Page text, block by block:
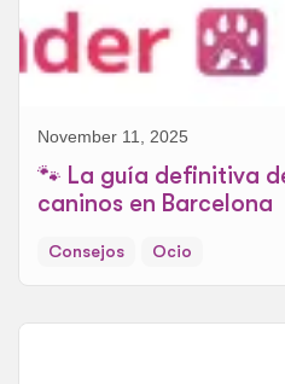
November 11, 2025
🐾 La guía definitiva
caninos en Barcelona
Consejos Ocio